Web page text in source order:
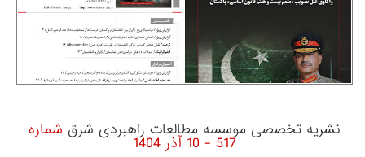
نشریه تخصصی موسسه مطالعات راهبردی شرق شماره
517 - 10 آذر 1404